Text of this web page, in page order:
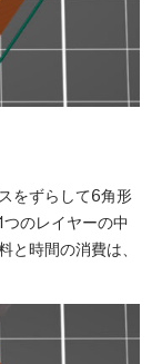
をずらして6角形
のレイヤーの中
と時間の消費は、